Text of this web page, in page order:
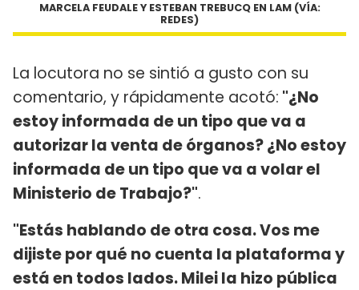
MARCELA FEUDALE Y ESTEBAN TREBUCQ EN LAM (VÍA:
REDES)
La locutora no se sintió a gusto con su
comentario, y rápidamente acotó: "¿No
estoy informada de un tipo que va a
autorizar la venta de órganos? ¿No estoy
informada de un tipo que va a volar el
Ministerio de Trabajo?".
"Estás hablando de otra cosa. Vos me
dijiste por qué no cuenta la plataforma y
está en todos lados. Milei la hizo pública